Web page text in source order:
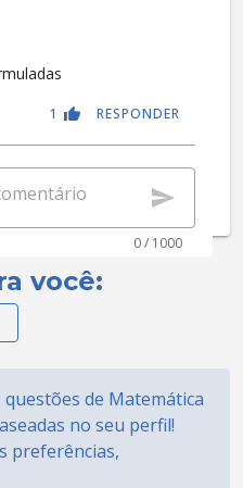
RESPONDER
1
0 / 1000
você:
de Matemática
no seu perfil!
preferências,